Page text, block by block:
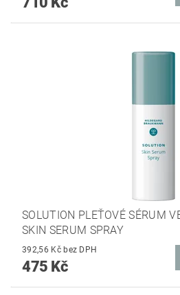
SOLUTION PLEŤOVÉ SÉRUM
SKIN SERUM SPRAY
392,56 Kč bez DPH
475 Kč